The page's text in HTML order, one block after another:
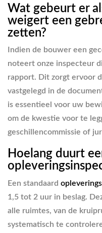
Wat gebeurt er
weigert een
zetten?
Indien de bouwer een
noteert onze inspecteur
rapport. Dit zorgt ervoor
vastgelegd in de
is essentieel voor uw
om de kwestie voor te
geschillencommissie of
Hoelang duurt
Een standaard
1,5 tot 2 uur in beslag.
alle ruimtes, van de
systematisch te